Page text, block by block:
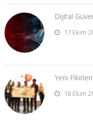
Dijital
17 Ekim
Yeni
16 Ekim